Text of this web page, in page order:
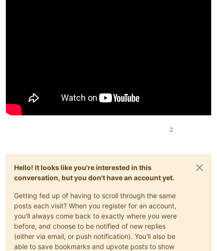
2
Hello! It looks like you're interested in this
conversation, but you don't have an account yet.
Getting fed up of having to scroll through the same
posts each visit? When you register for an account,
you'll always come back to exactly where you were
before, and choose to be notified of new replies
(either via email, or push notification). You'll also be
able to save bookmarks and upvote posts to show